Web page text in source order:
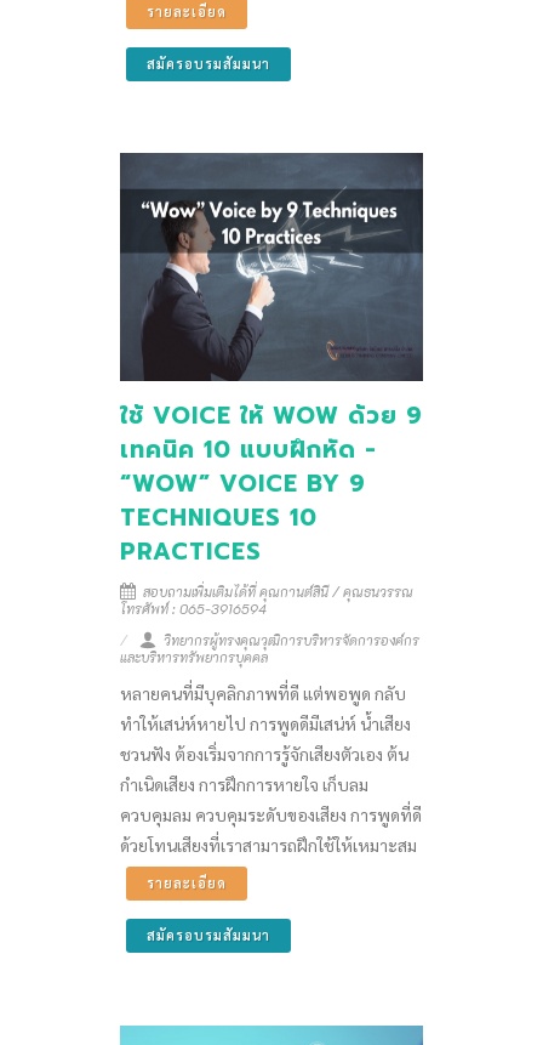
รายละเอียด
สมัครอบรมสัมมนา
ใช้ VOICE ให้ WOW ด้วย 9
เทคนิค 10 แบบฝึกหัด -
“WOW” VOICE BY 9
TECHNIQUES 10
PRACTICES
สอบถามเพิ่มเติมได้ที่ คุณกานต์สินี / คุณธนวรรณ
โทรศัพท์ : 065-3916594
วิทยากรผู้ทรงคุณวุฒิการบริหารจัดการองค์กร
และบริหารทรัพยากรบุคคล
หลายคนที่มีบุคลิกภาพที่ดี แต่พอพูด กลับ
ทำให้เสน่ห์หายไป การพูดดีมีเสน่ห์ น้ำเสียง
ชวนฟัง ต้องเริ่มจากการรู้จักเสียงตัวเอง ต้น
กำเนิดเสียง การฝึกการหายใจ เก็บลม
ควบคุมลม ควบคุมระดับของเสียง การพูดที่ดี
ด้วยโทนเสียงที่เราสามารถฝึกใช้ให้เหมาะสม
รายละเอียด
สมัครอบรมสัมมนา